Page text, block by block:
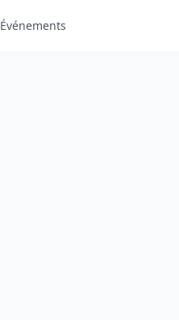
Événements